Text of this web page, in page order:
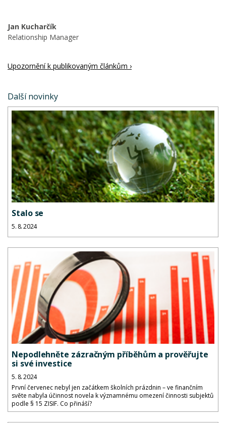
Jan Kucharčík
Relationship Manager
Upozornění k publikovaným článkům ›
Další novinky
Stalo se
5. 8. 2024
Nepodlehněte zázračným příběhům a prověřujte
si své investice
5. 8. 2024
První červenec nebyl jen začátkem školních prázdnin – ve finančním
světe nabyla účinnost novela k významnému omezení činnosti subjektů
podle § 15 ZISIF. Co přináší?